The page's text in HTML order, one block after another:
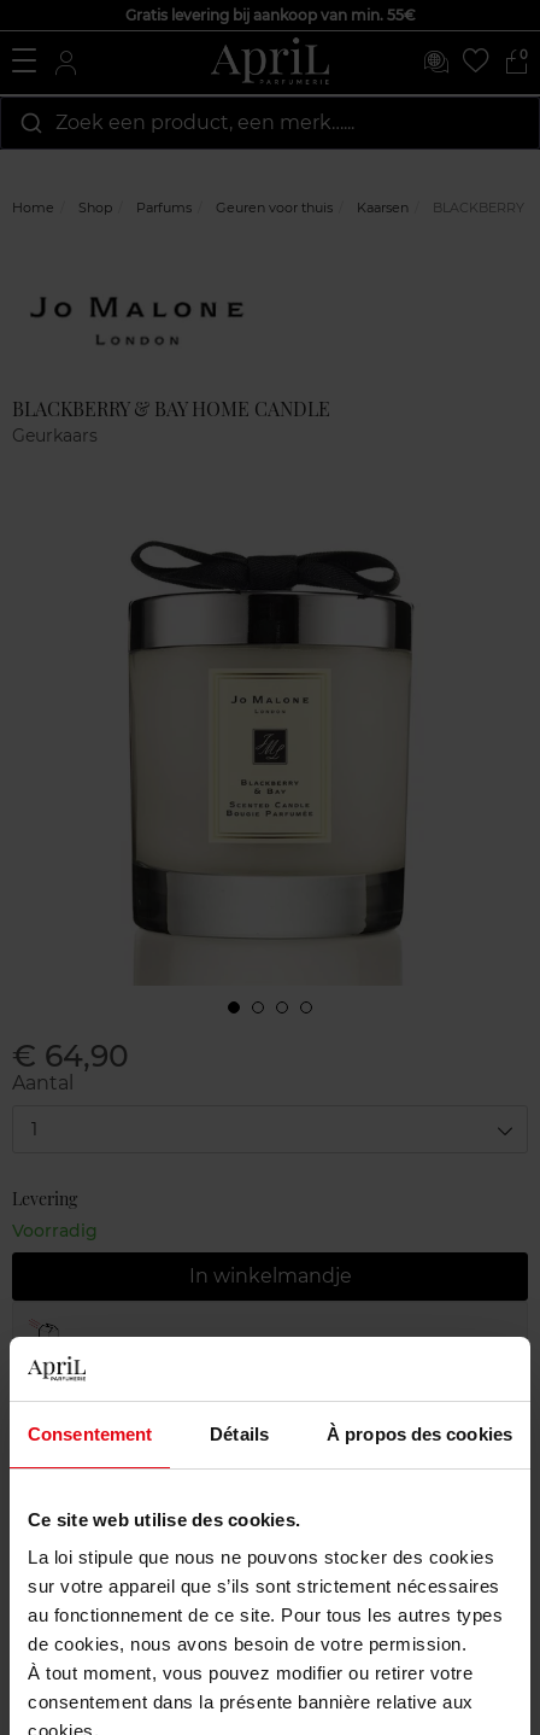
Consentement Détails À propos des cookies
Ce site web utilise des cookies.
La loi stipule que nous ne pouvons stocker des cookies
sur votre appareil que s’ils sont strictement nécessaires
au fonctionnement de ce site. Pour tous les autres types
de cookies, nous avons besoin de votre permission.
À tout moment, vous pouvez modifier ou retirer votre
consentement dans la présente bannière relative aux
cookies.
Gratis levering bij aankoop van min. 55€
0
Zoek een product, een merk…...
Home Shop Parfums Geuren voor thuis Kaarsen BLACKBERRY
BLACKBERRY & BAY HOME CANDLE
Geurkaars
€ 64,90
Aantal
1
Levering
Voorradig
In winkelmandje
Gratis retour in je winkelpunt
Gratis verpakking
Beschrijving
Karakteristieken